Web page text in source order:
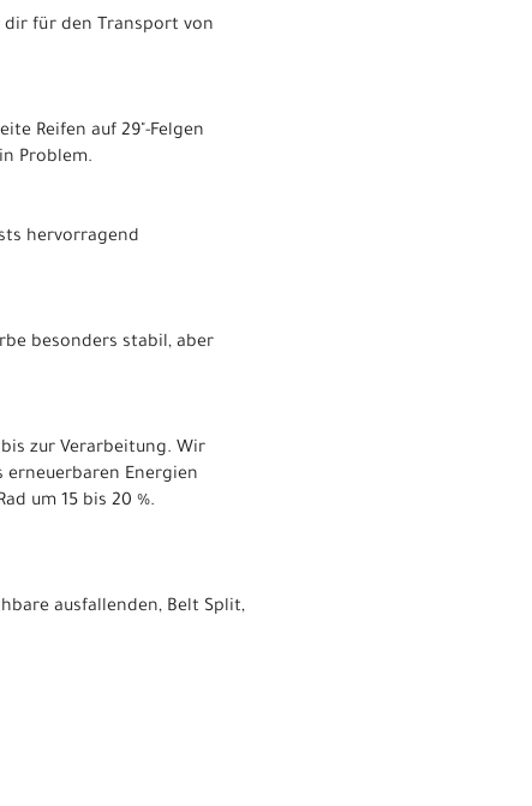
dir für den Transport von
Reifen auf 29"-Felgen
Problem.
hervorragend
besonders stabil, aber
zur Verarbeitung. Wir
erneuerbaren Energien
um 15 bis 20 %.
ausfallenden, Belt Split,